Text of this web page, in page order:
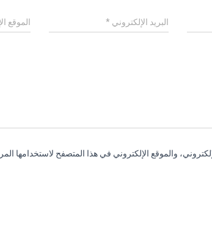
البريد الإلكتروني * الموقع
والموقع الإلكتروني في هذا المتصفح لاستخدامها